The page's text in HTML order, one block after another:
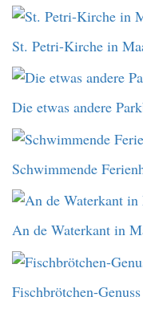
St. Petri-Kirche in
Die etwas andere
Schwimmende
An de Waterkant in
Fischbrötchen-